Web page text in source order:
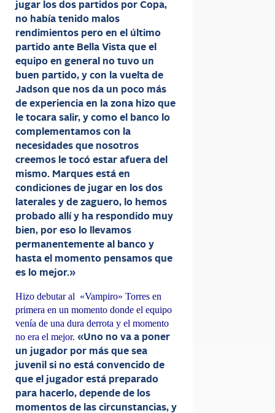
jugar los dos partidos por Copa,
no había tenido malos
rendimientos pero en el último
partido ante Bella Vista que el
equipo en general no tuvo un
buen partido, y con la vuelta de
Jadson que nos da un poco más
de experiencia en la zona hizo que
le tocara salir, y como el banco lo
complementamos con la
necesidades que nosotros
creemos le tocó estar afuera del
mismo. Marques está en
condiciones de jugar en los dos
laterales y de zaguero, lo hemos
probado allí y ha respondido muy
bien, por eso lo llevamos
permanentemente al banco y
hasta el momento pensamos que
es lo mejor.»
Hizo debutar al «Vampiro» Torres en
primera en un momento donde el equipo
venía de una dura derrota y el momento
no era el mejor. «Uno no va a poner
un jugador por más que sea
juvenil si no está convencido de
que el jugador está preparado
para hacerlo, depende de los
momentos de las circunstancias, y